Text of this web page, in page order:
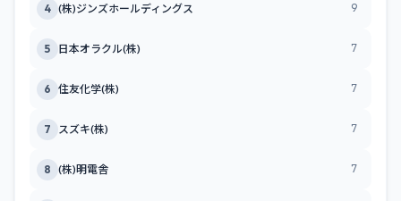
4 (株)ジンズホールディングス 9
5 日本オラクル(株) 7
6 住友化学(株) 7
7 スズキ(株) 7
8 (株)明電舎 7